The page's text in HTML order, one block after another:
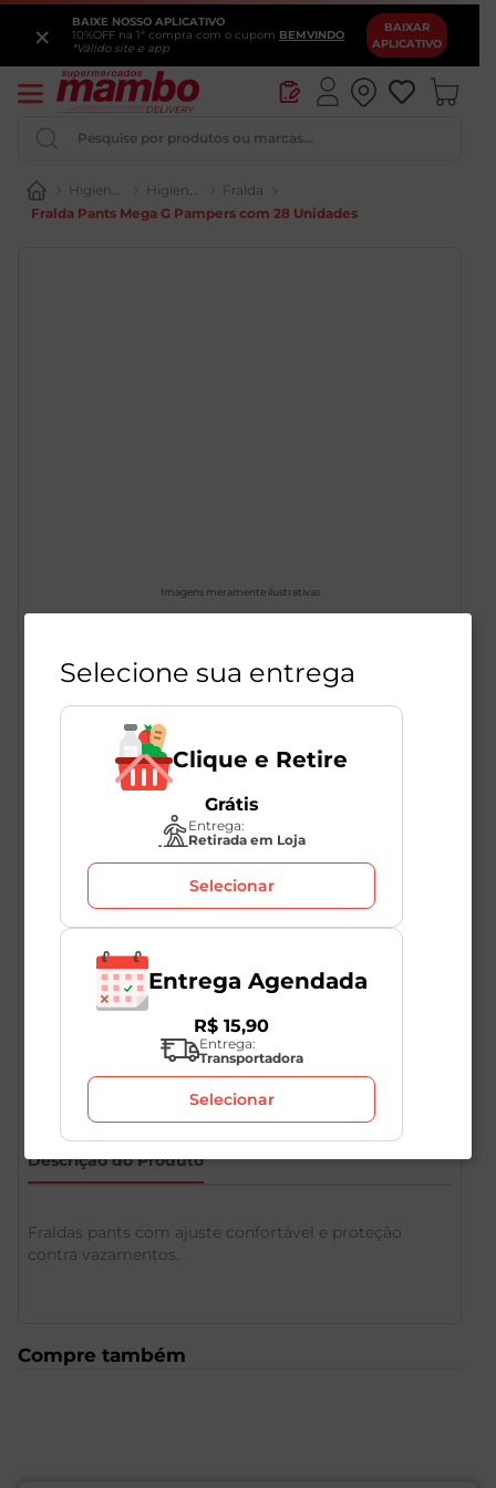
BAIXE NOSSO APLICATIVO
10%OFF na 1ª compra com o cupom BEMVINDO
*Válido site e app
BAIXAR
APLICATIVO
×
Pesquise por produtos ou marcas...
Higiene e Perfumaria Higiene Infantil
Fralda
Fralda Pants Mega G Pampers com 28 Unidades
Imagens meramente ilustrativas
Fralda Pants Mega G Pampers com
28 Unidades
Unidade
102,49
Descrição do Produto
Fraldas pants com ajuste confortável e proteção
contra vazamentos.
Compre também
Selecione sua entrega
Clique e Retire
Grátis
Entrega:
Retirada em Loja
Selecionar
Entrega Agendada
R$ 15,90
Entrega:
Transportadora
Selecionar
Queijo